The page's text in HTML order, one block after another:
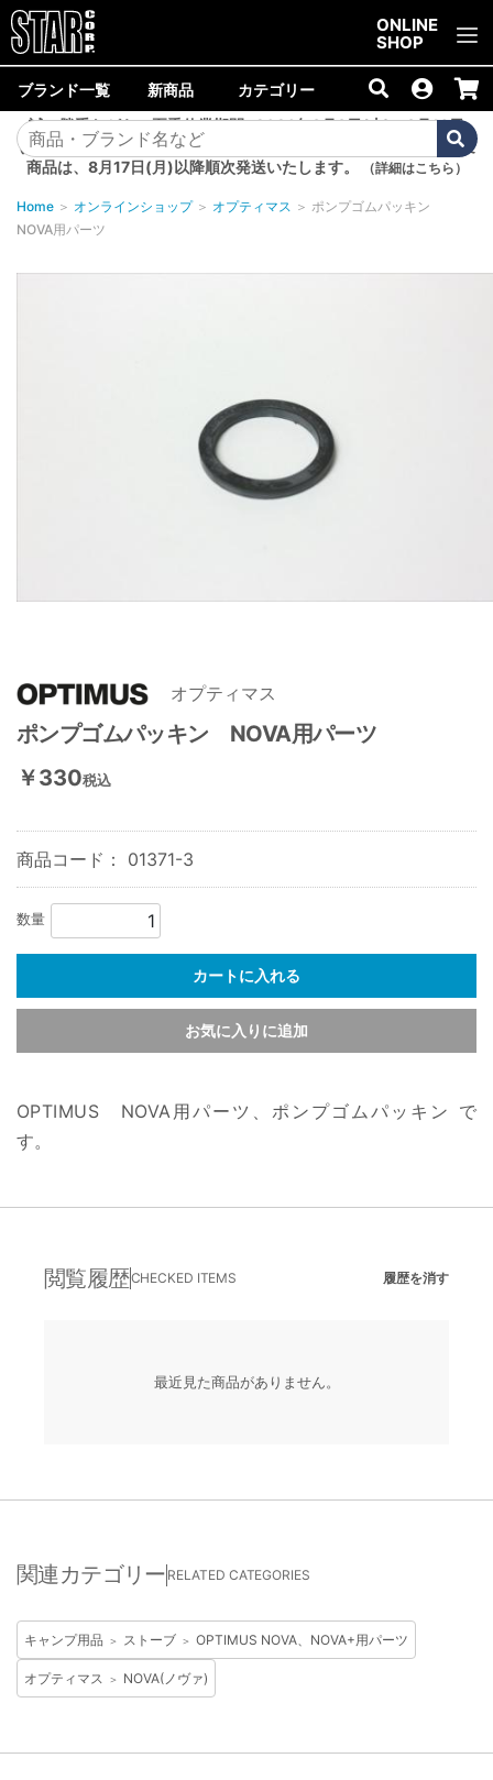
ONLINE
SHOP
ブランド一覧 新商品 カテゴリー
誠に勝手ながら、夏季休業期間<2026年8月8日(土)～8月16日
(日)>中は商品の発送を休止いたします。8月7日(金)以降のご注文
商品は、8月17日(月)以降順次発送いたします。
（詳細はこちら）
Home ＞ オンラインショップ ＞ オプティマス ＞ ポンプゴムパッキン
NOVA用パーツ
オプティマス
ポンプゴムパッキン NOVA用パーツ
￥330税込
商品コード： 01371-3
数量
カートに入れる
お気に入りに追加
OPTIMUS NOVA用パーツ、ポンプゴムパッキン で
す。
閲覧履歴CHECKED ITEMS 履歴を消す
最近見た商品がありません。
関連カテゴリー RELATED CATEGORIES
キャンプ用品 ＞ ストーブ ＞ OPTIMUS NOVA、NOVA+用パーツ
オプティマス ＞ NOVA(ノヴァ)